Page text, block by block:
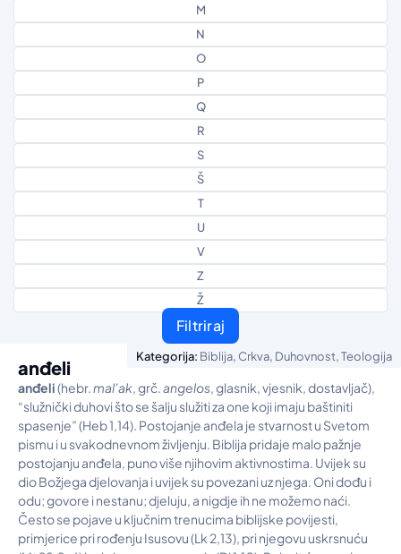
M
N
O
P
Q
R
S
Š
T
U
V
Z
Ž
Filtriraj
Kategorija: Biblija, Crkva, Duhovnost,Teologija
anđeli
anđeli(hebr.mal’ak, grč.angelos, glasnik, vjesnik, dostavljač),
“služnički duhovi što se šalju služiti za one koji imaju baštiniti
spasenje” (Heb 1,14). Postojanje anđela je stvarnost u Svetom
pismu i u svakodnevnom življenju. Biblija pridaje malo pažnje
postojanju anđela, puno više njihovim aktivnostima. Uvijek su
dio Božjega djelovanja i uvijek su povezani uz njega. Oni dođu i
odu; govore i nestanu; djeluju, a nigdje ih ne možemo naći.
Često se pojave u ključnim trenucima biblijske povijesti,
primjerice pri rođenju Isusovu (Lk 2,13), pri njegovu uskrsnuću